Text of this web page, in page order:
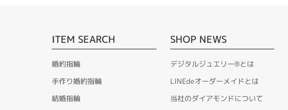
ITEM SEARCH
婚約指輪
手作り婚約指輪
結婚指輪
SHOP NEWS
デジタルジュエリー®とは
LINEdeオーダーメイドとは
当社のダイアモンドについて